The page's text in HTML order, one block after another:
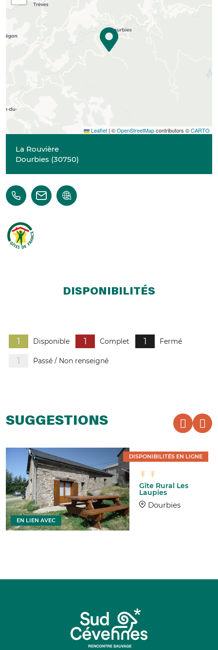
Leaflet | ©OpenStreetMapcontributors ©CARTO
La Rouvière
Dourbies (30750)
DISPONIBILITÉS
1 Disponible 1 Complet 1 Fermé
1 Passé / Non renseigné
SUGGESTIONS
Gîte Rural Les
Laupies
Dourbies
DISPONIBILITÉS EN LIGNE
EN LIEN AVEC